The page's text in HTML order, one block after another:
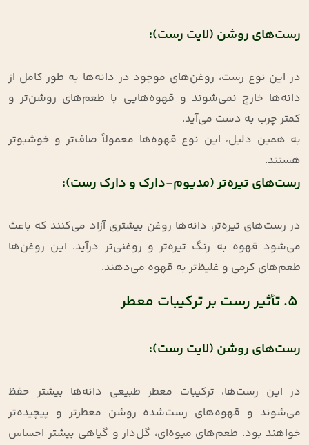
رست‌های روشن (لایت رست):
در این نوع رست، روغن‌های موجود در دانه‌ها به طور کامل از
دانه‌ها خارج نمی‌شوند و قهوه‌هایی با طعم‌های روشن‌تر و
کمتر چرب به دست می‌آید.
به همین دلیل، این نوع قهوه‌ها معمولاً صاف‌تر و خوشبوتر
هستند.
رست‌های تیره‌تر (مدیوم-دارک و دارک رست):
در رست‌های تیره‌تر، دانه‌ها روغن بیشتری آزاد می‌کنند که باعث
می‌شود قهوه به رنگ تیره‌تر و روغنی‌تر درآید. این روغن‌ها
طعم‌های کرمی و غلیظ‌تر به قهوه می‌دهند.
رست‌های روشن (لایت رست):
در این رست‌ها، ترکیبات معطر طبیعی دانه‌ها بیشتر حفظ
می‌شوند و قهوه‌های رست‌شده روشن معطرتر و پیچیده‌تر
خواهند بود. طعم‌های میوه‌ای، گل‌دار و گیاهی بیشتر احساس